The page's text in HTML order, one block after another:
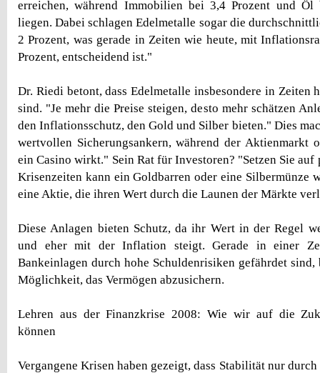
erreichen, während Immobilien bei 3,4 Prozent und
liegen. Dabei schlagen Edelmetalle sogar die
2 Prozent, was gerade in Zeiten wie heute, mit
Prozent, entscheidend ist."
Dr. Riedi betont, dass Edelmetalle insbesondere in Zeiten
sind. "Je mehr die Preise steigen, desto mehr schätzen
den Inflationsschutz, den Gold und Silber bieten." Dies
wertvollen Sicherungsankern, während der Aktienmarkt
ein Casino wirkt." Sein Rat für Investoren? "Setzen Sie
Krisenzeiten kann ein Goldbarren oder eine Silbermünze
eine Aktie, die ihren Wert durch die Launen der Märkte
Diese Anlagen bieten Schutz, da ihr Wert in der Regel
und eher mit der Inflation steigt. Gerade in einer
Bankeinlagen durch hohe Schuldenrisiken gefährdet sind,
Möglichkeit, das Vermögen abzusichern.
Lehren aus der Finanzkrise 2008: Wie wir auf die
können
Vergangene Krisen haben gezeigt, dass Stabilität nur